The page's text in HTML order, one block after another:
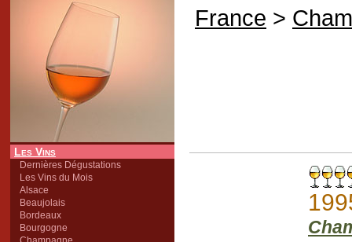
Les Vins
Dernières Dégustations
Les Vins du Mois
Alsace
Beaujolais
Bordeaux
Bourgogne
France >